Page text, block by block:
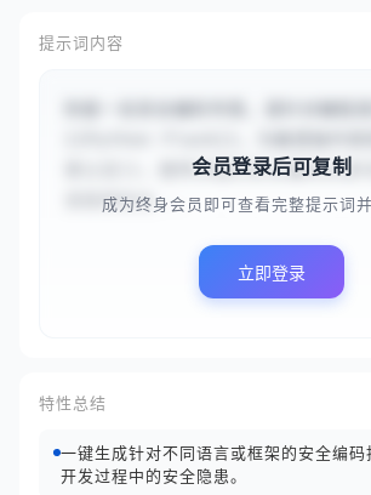
提示词内容
录认证}}，提供关键的安全编码实践
请直接给出...
会员登录后可复制
成为终身会员即可查看完整提示词
立即登录
特性总结
一键生成针对不同语言或框架的安全编码
开发过程中的安全隐患。